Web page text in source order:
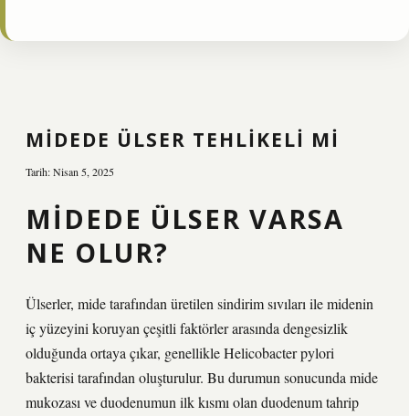
MIDEDE ÜLSER TEHLIKELI MI
Tarih: Nisan 5, 2025
MIDEDE ÜLSER VARSA
NE OLUR?
Ülserler, mide tarafından üretilen sindirim sıvıları ile midenin
iç yüzeyini koruyan çeşitli faktörler arasında dengesizlik
olduğunda ortaya çıkar, genellikle Helicobacter pylori
bakterisi tarafından oluşturulur. Bu durumun sonucunda mide
mukozası ve duodenumun ilk kısmı olan duodenum tahrip